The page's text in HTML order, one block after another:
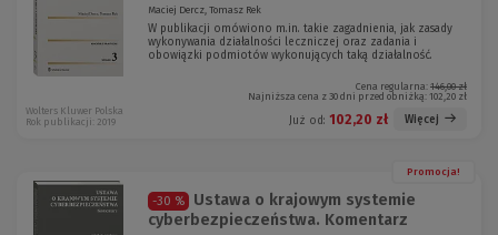
Maciej Dercz, Tomasz Rek
W publikacji omówiono m.in. takie zagadnienia, jak zasady
wykonywania działalności leczniczej oraz zadania i
obowiązki podmiotów wykonujących taką działalność.
Cena regularna: 146,00 zł
Najniższa cena z 30 dni przed obniżką: 102,20 zł
Już od: 102,20 zł Więcej
Wolters Kluwer Polska
Rok publikacji: 2019
Promocja!
-30 %
Ustawa o krajowym systemie
cyberbezpieczeństwa. Komentarz